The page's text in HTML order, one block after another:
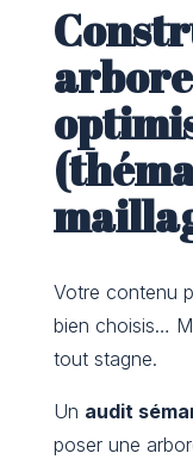
Votre contenu
bien choisis…
tout stagne.
Un audit
poser une